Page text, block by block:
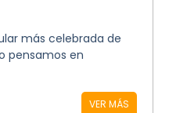
más celebrada de
pensamos en
VER MÁS